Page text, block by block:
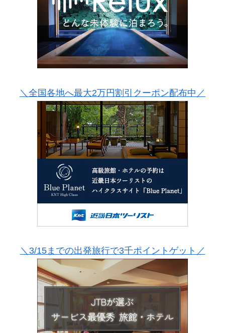
＼全国各地へ最大2万円割引クーポン配布中／
＼3/15までの出発旅行で3千ポイントゲット／